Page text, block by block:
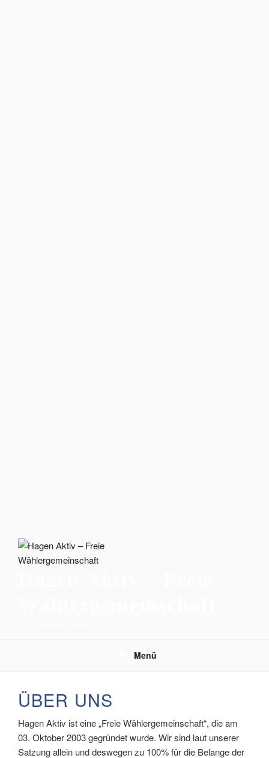
Menü
ÜBER UNS
Hagen Aktiv ist eine „Freie Wählergemeinschaft“, die am
03. Oktober 2003 gegründet wurde. Wir sind laut unserer
Satzung allein und deswegen zu 100% für die Belange der